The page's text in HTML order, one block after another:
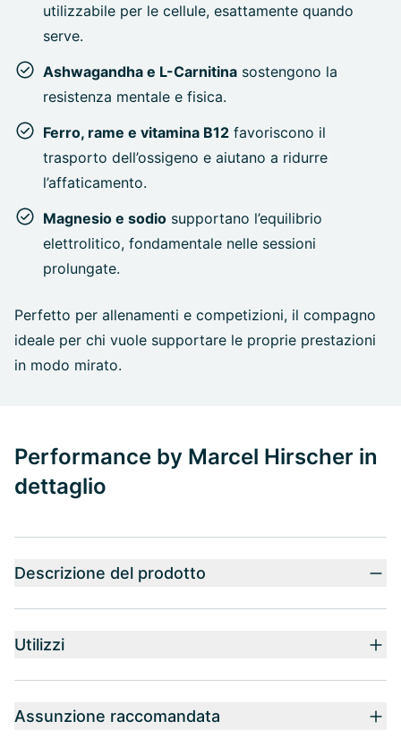
utilizzabile per le cellule, esattamente quando
serve.
Ashwagandha e L-Carnitina sostengono la
resistenza mentale e fisica.
Ferro, rame e vitamina B12 favoriscono il
trasporto dell’ossigeno e aiutano a ridurre
l’affaticamento.
Magnesio e sodio supportano l’equilibrio
elettrolitico, fondamentale nelle sessioni
prolungate.
Perfetto per allenamenti e competizioni, il compagno
ideale per chi vuole supportare le proprie prestazioni
in modo mirato.
Performance by Marcel Hirscher in
dettaglio
Descrizione del prodotto
Utilizzi
Assunzione raccomandata